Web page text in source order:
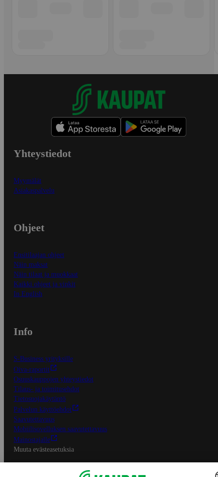
Yhteystiedot
Myymälät
Asiakaspalvelu
Ohjeet
Ensitilaajan ohjeet
Näin maksat
Näin tilaat ja muokkaat
Kaikki ohjeet ja vinkit
In English
Info
S-Business yrityksille
Oiva-raportit
Osuuskauppojen yhteystiedot
Tilaus- ja toimitusehdot
Tietosuojakäytäntö
Palvelun käyttöehdot
Saavutettavuus
Mobiilisovelluksen saavutettavuus
Mainostajalle
Muuta evästeasetuksia